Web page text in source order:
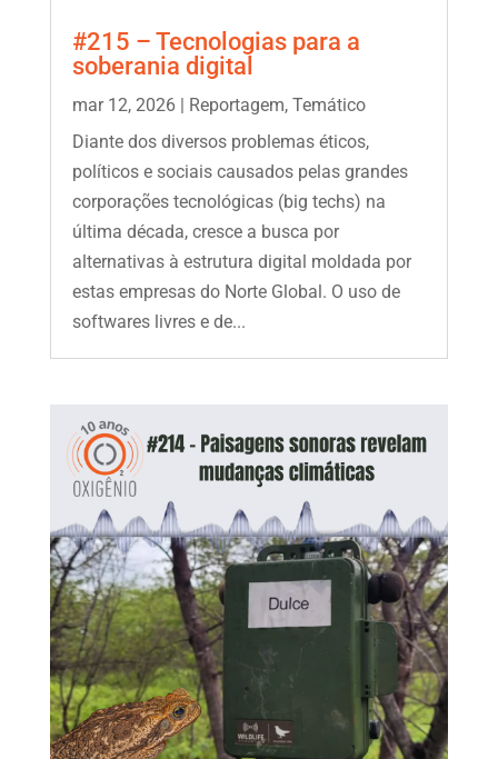
#215 – Tecnologias para a
soberania digital
mar 12, 2026| Reportagem, Temático
Diante dos diversos problemas éticos,
políticos e sociais causados pelas grandes
corporações tecnológicas (big techs) na
última década, cresce a busca por
alternativas à estrutura digital moldada por
estas empresas do Norte Global. O uso de
softwares livres e de...